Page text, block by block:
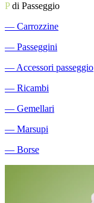
Pdi Passeggio
― Carrozzine
― Passeggini
― Accessori passeggio
― Ricambi
― Gemellari
― Marsupi
― Borse